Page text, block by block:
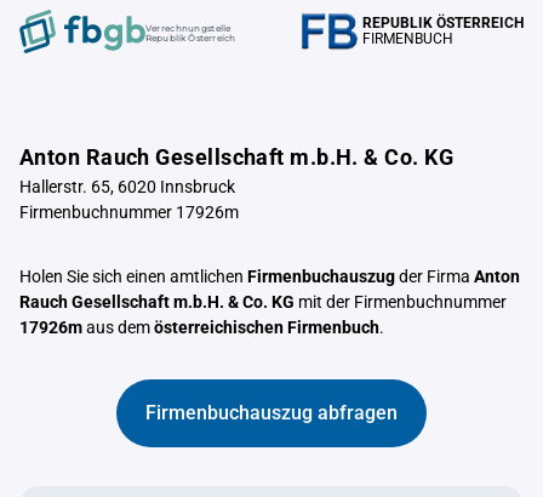
Verrechnungstelle
Republik Österreich
REPUBLIK ÖSTERREICH
FIRMENBUCH
Anton Rauch Gesellschaft m.b.H. & Co. KG
Hallerstr. 65, 6020 Innsbruck
Firmenbuchnummer 17926m
Holen Sie sich einen amtlichen Firmenbuchauszugder Firma Anton
Rauch Gesellschaft m.b.H. & Co. KG mit der Firmenbuchnummer
17926maus demösterreichischen Firmenbuch.
Firmenbuchauszug abfragen